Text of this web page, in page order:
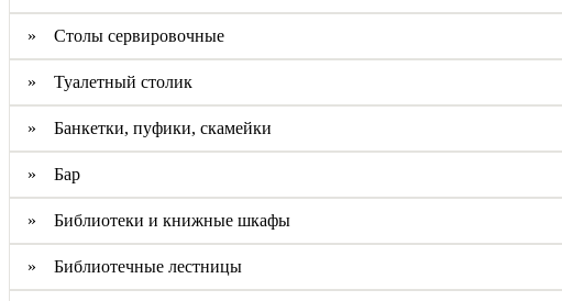
» Столы сервировочные
» Туалетный столик
» Банкетки, пуфики, скамейки
» Бар
» Библиотеки и книжные шкафы
» Библиотечные лестницы